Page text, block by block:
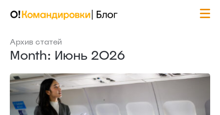
Архив статей
Month: Июнь 2026